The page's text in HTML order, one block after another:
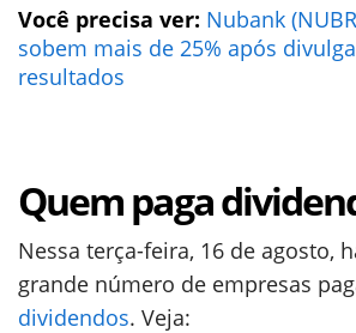
Você precisa ver: Nubank
sobem mais de 25% após
resultados
Quem paga
Nessa terça-feira, 16 de agosto,
grande número de empresas
dividendos. Veja: